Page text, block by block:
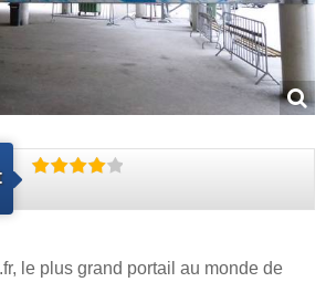
, le plus grand portail au monde de